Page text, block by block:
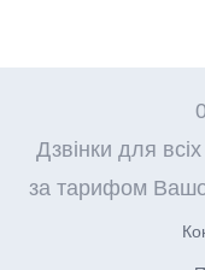
Дзвінки для
за тарифом